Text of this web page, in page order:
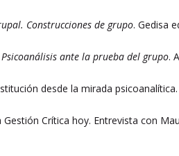
Construcciones de grupo. Gedisa
ante la prueba del grupo.
desde la mirada psicoanalítica.
Gestión Crítica hoy. Entrevista con